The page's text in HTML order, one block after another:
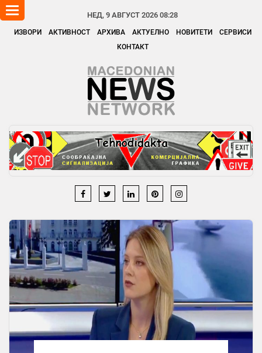
НЕД, 9 АВГУСТ 2026 08:28
ИЗВОРИ АКТИВНОСТ АРХИВА АКТУЕЛНО НОВИТЕТИ
СЕРВИСИ
КОНТАКТ
Toggle
navigation